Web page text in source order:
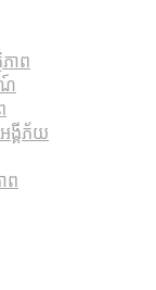
ភាព
ណ៍
ង្គីភ័យ
ព